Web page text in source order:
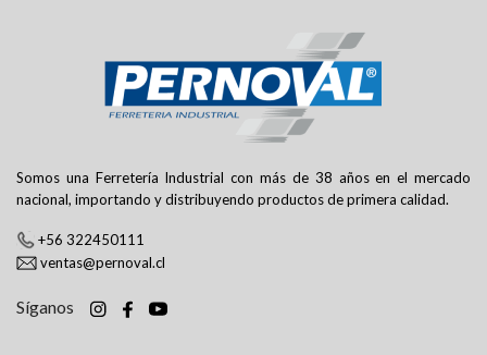
Somos una Ferretería Industrial con más de 38 años en el mercado
nacional, importando y distribuyendo productos de primera calidad.
+56 322450111
ventas@pernoval.cl
Síganos